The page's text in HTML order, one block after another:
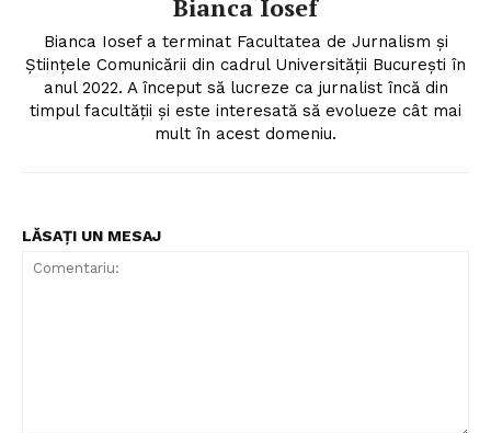
FREEDOM HOUSE ROMÂNIA
Bianca Iosef
Bianca Iosef a terminat Facultatea de Jurnalism și
Științele Comunicării din cadrul Universității București în
anul 2022. A început să lucreze ca jurnalist încă din
timpul facultății și este interesată să evolueze cât mai
mult în acest domeniu.
LĂSAȚI UN MESAJ